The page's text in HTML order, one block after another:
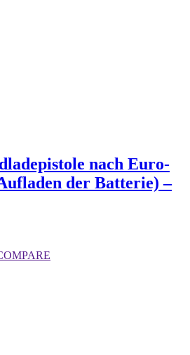
nach Euro-
der Batterie) –